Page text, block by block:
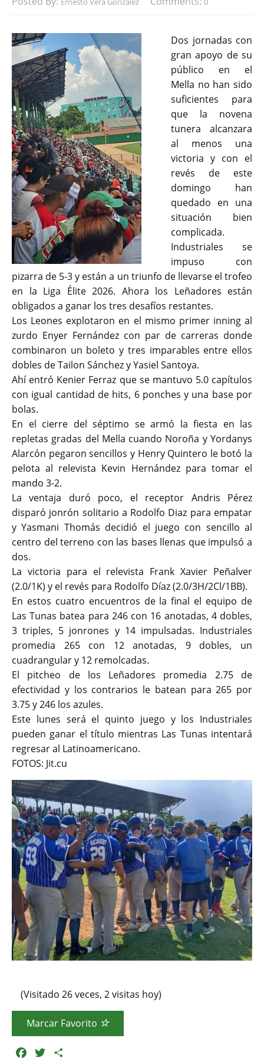
Dos jornadas con
gran apoyo de su
público en el
Mella no han sido
suficientes para
que la novena
tunera alcanzara
al menos una
victoria y con el
revés de este
domingo han
quedado en una
situación bien
complicada.
Industriales se
impuso con
pizarra de 5-3 y están a un triunfo de llevarse el trofeo
en la Liga Élite 2026. Ahora los Leñadores están
obligados a ganar los tres desafíos restantes.
Los Leones explotaron en el mismo primer inning al
zurdo Enyer Fernández con par de carreras donde
combinaron un boleto y tres imparables entre ellos
dobles de Tailon Sánchez y Yasiel Santoya.
Ahí entró Kenier Ferraz que se mantuvo 5.0 capítulos
con igual cantidad de hits, 6 ponches y una base por
bolas.
En el cierre del séptimo se armó la fiesta en las
repletas gradas del Mella cuando Noroña y Yordanys
Alarcón pegaron sencillos y Henry Quintero le botó la
pelota al relevista Kevin Hernández para tomar el
mando 3-2.
La ventaja duró poco, el receptor Andris Pérez
disparó jonrón solitario a Rodolfo Diaz para empatar
y Yasmani Thomás decidió el juego con sencillo al
centro del terreno con las bases llenas que impulsó a
dos.
La victoria para el relevista Frank Xavier Peñalver
(2.0/1K) y el revés para Rodolfo Díaz (2.0/3H/2Cl/1BB).
En estos cuatro encuentros de la final el equipo de
Las Tunas batea para 246 con 16 anotadas, 4 dobles,
3 triples, 5 jonrones y 14 impulsadas. Industriales
promedia 265 con 12 anotadas, 9 dobles, un
cuadrangular y 12 remolcadas.
El pitcheo de los Leñadores promedia 2.75 de
efectividad y los contrarios le batean para 265 por
3.75 y 246 los azules.
Este lunes será el quinto juego y los Industriales
pueden ganar el título mientras Las Tunas intentará
regresar al Latinoamericano.
FOTOS: Jit.cu
(Visitado 26 veces, 2 visitas hoy)
Marcar Favorito